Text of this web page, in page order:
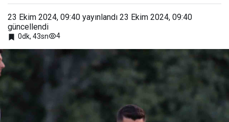
23 Ekim 2024, 09:40 yayınlandı 23 Ekim 2024, 09:40
güncellendi
0dk, 43sn 4